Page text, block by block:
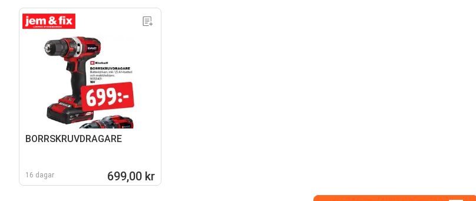
BORRSKRUVDRAGARE
16 dagar 699,00 kr